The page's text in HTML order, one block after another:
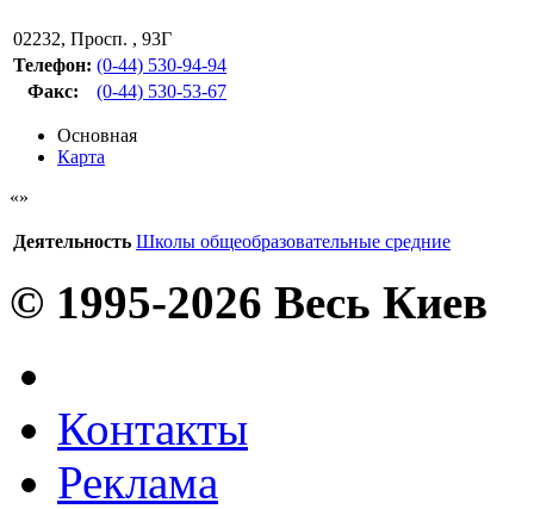
02232, Просп. , 93Г
Телефон: (0-44) 530-94-94
Факс: (0-44) 530-53-67
Основная
Карта
Деятельность Школы общеобразовательные средние
© 1995-2026 Весь Киев
Контакты
Реклама